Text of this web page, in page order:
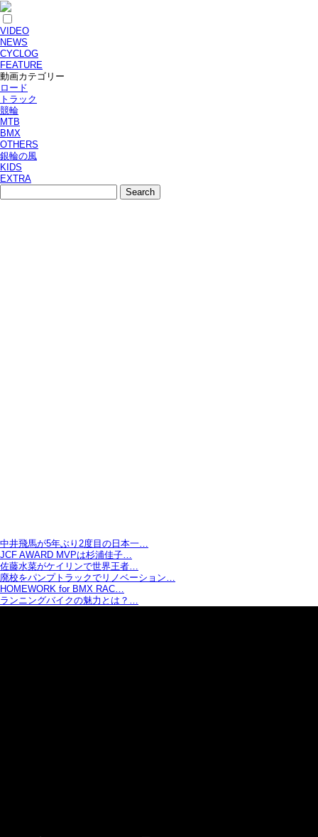
VIDEO
NEWS
CYCLOG
FEATURE
動画カテゴリー
ロード
トラック
競輪
MTB
BMX
OTHERS
銀輪の風
KIDS
EXTRA
中井飛馬が5年ぶり2度目の日本一…
JCF AWARD MVPは杉浦佳子…
佐藤水菜がケイリンで世界王者…
廃校をパンプトラックでリノベーション…
HOMEWORK for BMX RAC…
ランニングバイクの魅力とは？…